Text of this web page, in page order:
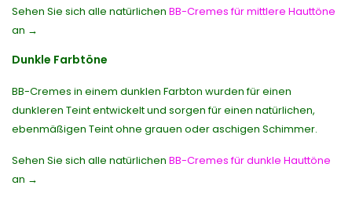
Sehen Sie sich alle natürlichen BB-Cremes für mittlere Hauttöne
an →
Dunkle Farbtöne
BB-Cremes in einem dunklen Farbton wurden für einen
dunkleren Teint entwickelt und sorgen für einen natürlichen,
ebenmäßigen Teint ohne grauen oder aschigen Schimmer.
Sehen Sie sich alle natürlichen BB-Cremes für dunkle Hauttöne
an →